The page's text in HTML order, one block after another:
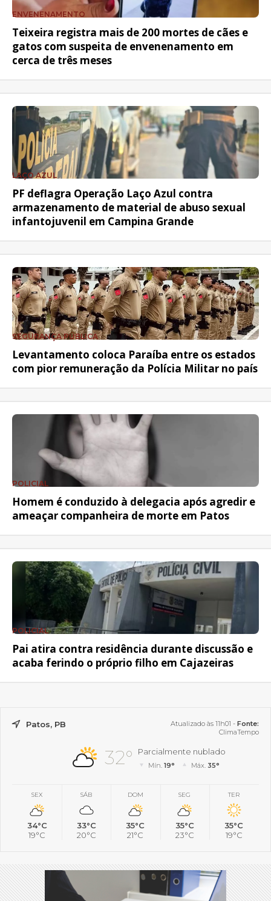
ENVENENAMENTO
Teixeira registra mais de 200 mortes de cães e
gatos com suspeita de envenenamento em
cerca de três meses
LAÇO AZUL
PF deflagra Operação Laço Azul contra
armazenamento de material de abuso sexual
infantojuvenil em Campina Grande
SEGURANÇA PÚBLICA
Levantamento coloca Paraíba entre os estados
com pior remuneração da Polícia Militar no país
POLICIAL
Homem é conduzido à delegacia após agredir e
ameaçar companheira de morte em Patos
POLICIAL
Pai atira contra residência durante discussão e
acaba ferindo o próprio filho em Cajazeiras
Patos, PB Atualizado às 11h01 - Fonte:
ClimaTempo
32° Parcialmente nublado
Mín.19° Máx. 35°
SEX
34°C
19°C
SÁB
33°C
20°C
DOM
35°C
21°C
SEG
35°C
23°C
TER
35°C
19°C